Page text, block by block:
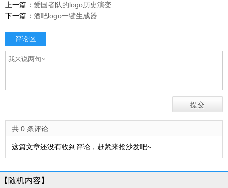
上一篇： 爱国者队的logo历史演变
下一篇： 酒吧logo一键生成器
评论区
共 0 条评论
这篇文章还没有收到评论，赶紧来抢沙发吧~
【随机内容】